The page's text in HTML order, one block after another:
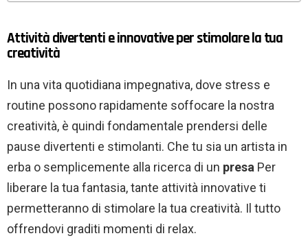
Attività divertenti e innovative per stimolare la tua
creatività
In una vita quotidiana impegnativa, dove stress e
routine possono rapidamente soffocare la nostra
creatività, è quindi fondamentale prendersi delle
pause divertenti e stimolanti. Che tu sia un artista in
erba o semplicemente alla ricerca di un presa Per
liberare la tua fantasia, tante attività innovative ti
permetteranno di stimolare la tua creatività. Il tutto
offrendovi graditi momenti di relax.